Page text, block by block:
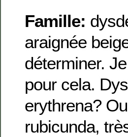
Famille:
araignée
déterminer.
pour cela.
erythrena?
rubicunda,